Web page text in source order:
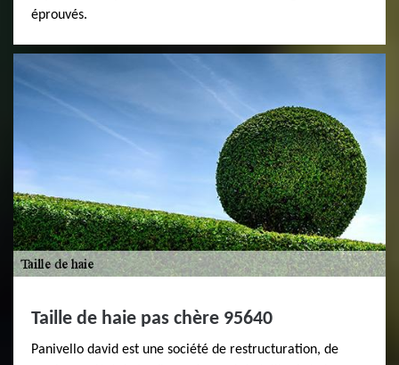
éprouvés.
Taille de haie pas chère 95640
Panivello david est une société de restructuration, de